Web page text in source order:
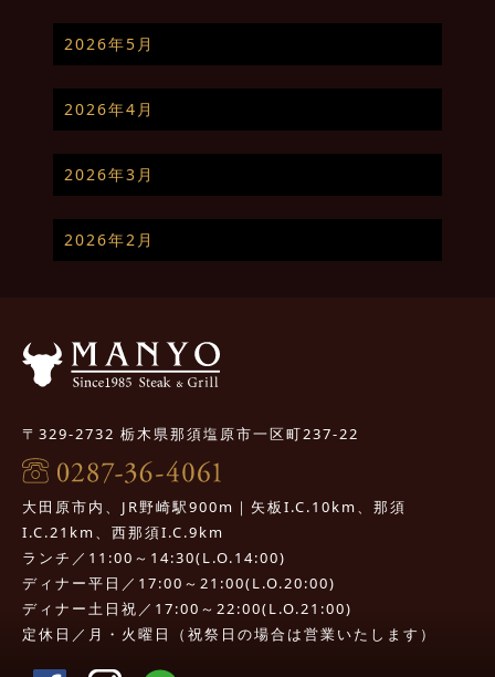
2026年5月
2026年4月
2026年3月
2026年2月
〒329-2732 栃木県那須塩原市一区町237-22
大田原市内、JR野崎駅900m｜矢板I.C.10km、那須
I.C.21km、西那須I.C.9km
ランチ／11:00～14:30(L.O.14:00)
ディナー平日／17:00～21:00(L.O.20:00)
ディナー土日祝／17:00～22:00(L.O.21:00)
定休日／月・火曜日（祝祭日の場合は営業いたします）